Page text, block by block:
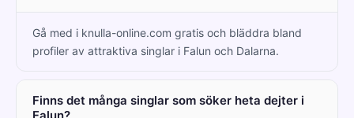
Gå med i knulla-online.com gratis och bläddra bland
profiler av attraktiva singlar i Falun och Dalarna.
Finns det många singlar som söker heta dejter i